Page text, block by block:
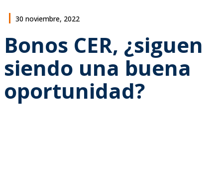
30 noviembre, 2022
Bonos CER, ¿siguen
siendo una buena
oportunidad?